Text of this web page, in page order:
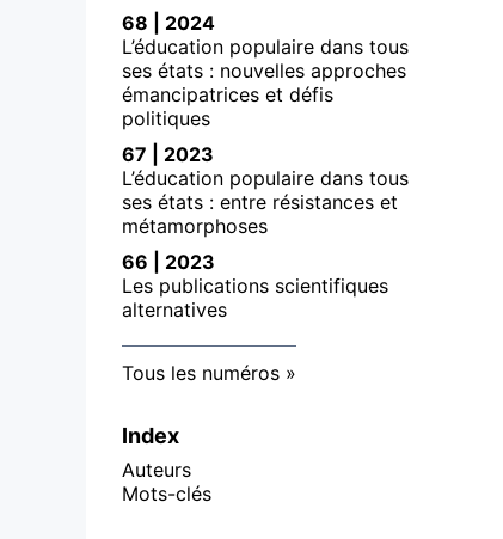
68 | 2024
L’éducation populaire dans tous
ses états : nouvelles approches
émancipatrices et défis
politiques
67 | 2023
L’éducation populaire dans tous
ses états : entre résistances et
métamorphoses
66 | 2023
Les publications scientifiques
alternatives
Tous les numéros
Index
Auteurs
Mots-clés